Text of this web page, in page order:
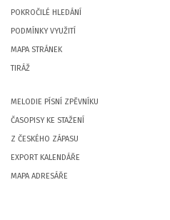
POKROČILÉ HLEDÁNÍ
PODMÍNKY VYUŽITÍ
MAPA STRÁNEK
TIRÁŽ
MELODIE PÍSNÍ ZPĚVNÍKU
ČASOPISY KE STAŽENÍ
Z ČESKÉHO ZÁPASU
EXPORT KALENDÁŘE
MAPA ADRESÁŘE